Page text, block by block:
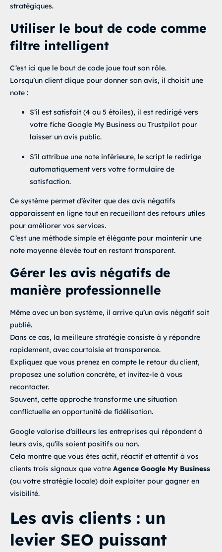
stratégiques.
Utiliser le bout de code comme
filtre intelligent
C’est ici que le bout de code joue tout son rôle.
Lorsqu’un client clique pour donner son avis, il choisit une
note :
S’il est satisfait (4 ou 5 étoiles), il est redirigé vers
votre fiche Google My Business ou Trustpilot pour
laisser un avis public.
S’il attribue une note inférieure, le script le redirige
automatiquement vers votre formulaire de
satisfaction.
Ce système permet d’éviter que des avis négatifs
apparaissent en ligne tout en recueillant des retours utiles
pour améliorer vos services.
C’est une méthode simple et élégante pour maintenir une
note moyenne élevée tout en restant transparent.
Gérer les avis négatifs de
manière professionnelle
Même avec un bon système, il arrive qu’un avis négatif soit
publié.
Dans ce cas, la meilleure stratégie consiste à y répondre
rapidement, avec courtoisie et transparence.
Expliquez que vous prenez en compte le retour du client,
proposez une solution concrète, et invitez-le à vous
recontacter.
Souvent, cette approche transforme une situation
conflictuelle en opportunité de fidélisation.
Google valorise d’ailleurs les entreprises qui répondent à
leurs avis, qu’ils soient positifs ou non.
Cela montre que vous êtes actif, réactif et attentif à vos
clients trois signaux que votre Agence Google My Business
(ou votre stratégie locale) doit exploiter pour gagner en
visibilité.
Les avis clients : un
levier SEO puissant